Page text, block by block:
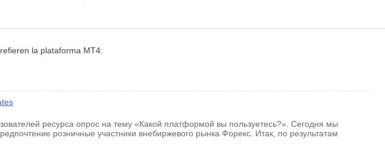
la plataforma MT4:
ресурса опрос на тему «Какой платформой вы пользуетесь?». Сегодня мы
розничные участники внебиржевого рынка Форекс. Итак, по результатам